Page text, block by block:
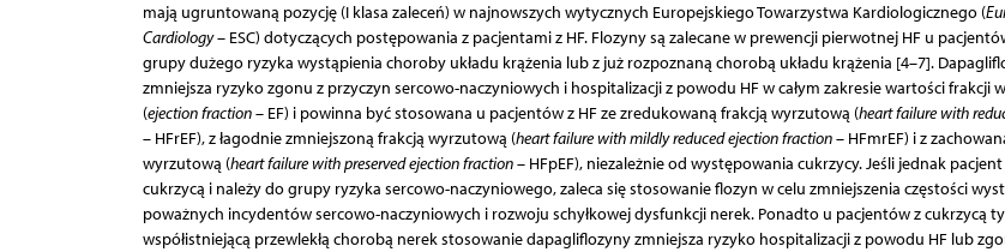
mają ugruntowaną pozycję (I klasa zaleceń) w najnowszych wytycznych Europejskiego Towarzystwa Kardiologicznego (
Cardiology– ESC) dotyczących postępowania z pacjentami z HF. Flozyny są zalecane w prewencji pierwotnej HF u
grupy dużego ryzyka wystąpienia choroby układu krążenia lub z już rozpoznaną chorobą układu krążenia [4–7].
zmniejsza ryzyko zgonu z przyczyn sercowo-naczyniowych i hospitalizacji z powodu HF w całym zakresie wartości frakcji
(ejection fraction– EF) i powinna być stosowana u pacjentów z HF ze zredukowaną frakcją wyrzutową (heart failure with
– HFrEF), z łagodnie zmniejszoną frakcją wyrzutową (heart failure with mildly reduced ejection fraction– HFmrEF) i z
wyrzutową (heart failure with preserved ejection fraction– HFpEF), niezależnie od występowania cukrzycy. Jeśli jednak
cukrzycą i należy do grupy ryzyka sercowo-naczyniowego, zaleca się stosowanie flozyn w celu zmniejszenia częstości
poważnych incydentów sercowo-naczyniowych i rozwoju schyłkowej dysfunkcji nerek. Ponadto u pacjentów z cukrzycą
współistniejącą przewlekłą chorobą nerek stosowanie dapagliflozyny zmniejsza ryzyko hospitalizacji z powodu HF lub